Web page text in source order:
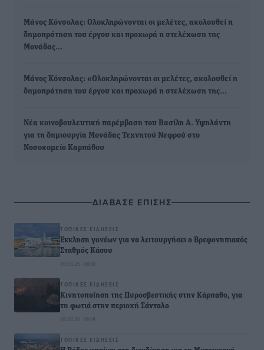
Mάνος Κόνσολας: Ολοκληρώνονται οι μελέτες, ακολουθεί η
δημοπράτηση του έργου και προχωρά η στελέχωση της
Μονάδας…
Mάνος Κόνσολας: «Ολοκληρώνονται οι μελέτες, ακολουθεί η
δημοπράτηση του έργου και προχωρά η στελέχωση της…
Νέα κοινοβουλευτική παρέμβαση του Βασίλη Α. Υψηλάντη
για τη δημιουργία Μονάδας Τεχνητού Νεφρού στο
Νοσοκομείο Καρπάθου
ΔΙΑΒΑΣΕ ΕΠΙΣΗΣ
ΤΟΠΙΚΈΣ ΕΙΔΉΣΕΙΣ
Έκκληση γονέων για να λειτουργήσει ο Βρεφονηπιακός
Σταθμός Κάσου
06.08.26 · 09:18
ΤΟΠΙΚΈΣ ΕΙΔΉΣΕΙΣ
Κινητοποίηση της Πυροσβεστικής στην Κάρπαθο, για
τη φωτιά στην περιοχή Σάνταλο
06.08.26 · 09:14
ΤΟΠΙΚΈΣ ΕΙΔΉΣΕΙΣ